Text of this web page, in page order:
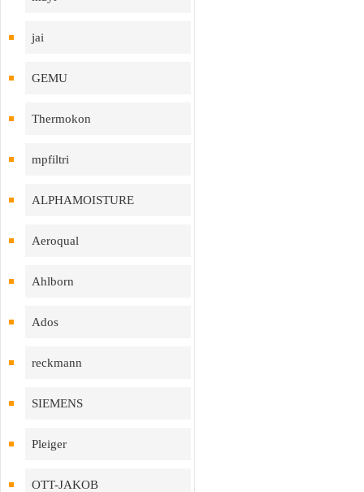
jai
GEMU
Thermokon
mpfiltri
ALPHAMOISTURE
Aeroqual
Ahlborn
Ados
reckmann
SIEMENS
Pleiger
OTT-JAKOB